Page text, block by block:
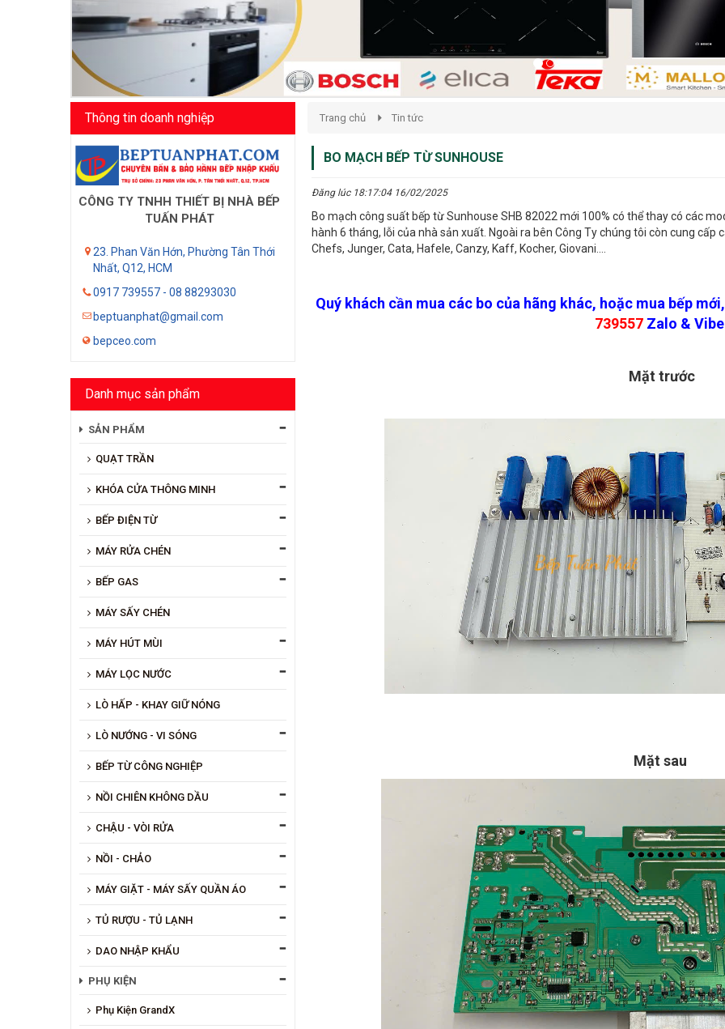
Thông tin doanh nghiệp
CÔNG TY TNHH THIẾT BỊ NHÀ BẾP
TUẤN PHÁT
23. Phan Văn Hớn, Phường Tân Thới
Nhất, Q12, HCM
0917 739557 - 08 88293030
beptuanphat@gmail.com
bepceo.com
Danh mục sản phẩm
SẢN PHẨM
QUẠT TRẦN
KHÓA CỬA THÔNG MINH
BẾP ĐIỆN TỪ
MÁY RỬA CHÉN
BẾP GAS
MÁY SẤY CHÉN
MÁY HÚT MÙI
MÁY LỌC NƯỚC
LÒ HẤP - KHAY GIỮ NÓNG
LÒ NƯỚNG - VI SÓNG
BẾP TỪ CÔNG NGHIỆP
NỒI CHIÊN KHÔNG DẦU
CHẬU - VÒI RỬA
NỒI - CHẢO
MÁY GIẶT - MÁY SẤY QUẦN ÁO
TỦ RƯỢU - TỦ LẠNH
DAO NHẬP KHẨU
PHỤ KIỆN
Phụ Kiện GrandX
Trang chủ Tin tức
BO MẠCH BẾP TỪ SUNHOUSE
Đăng lúc 18:17:04 16/02/2025
Bo mạch công suất bếp từ Sunhouse SHB 82022 mới 100% có thể thay có các
hành 6 tháng, lỗi của nhà sản xuất. Ngoài ra bên Công Ty chúng tôi còn cung cấp
Chefs, Junger, Cata, Hafele, Canzy, Kaff, Kocher, Giovani....
Quý khách cần mua các bo của hãng khác, hoặc mua bếp
739557 Zalo &
Mặt trước
Mặt sau